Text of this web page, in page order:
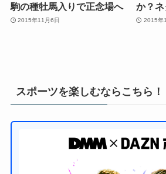
駒の種牡馬入りで正念場へ
2015年11月6日
か？
2015年
スポーツを楽しむならこちら！